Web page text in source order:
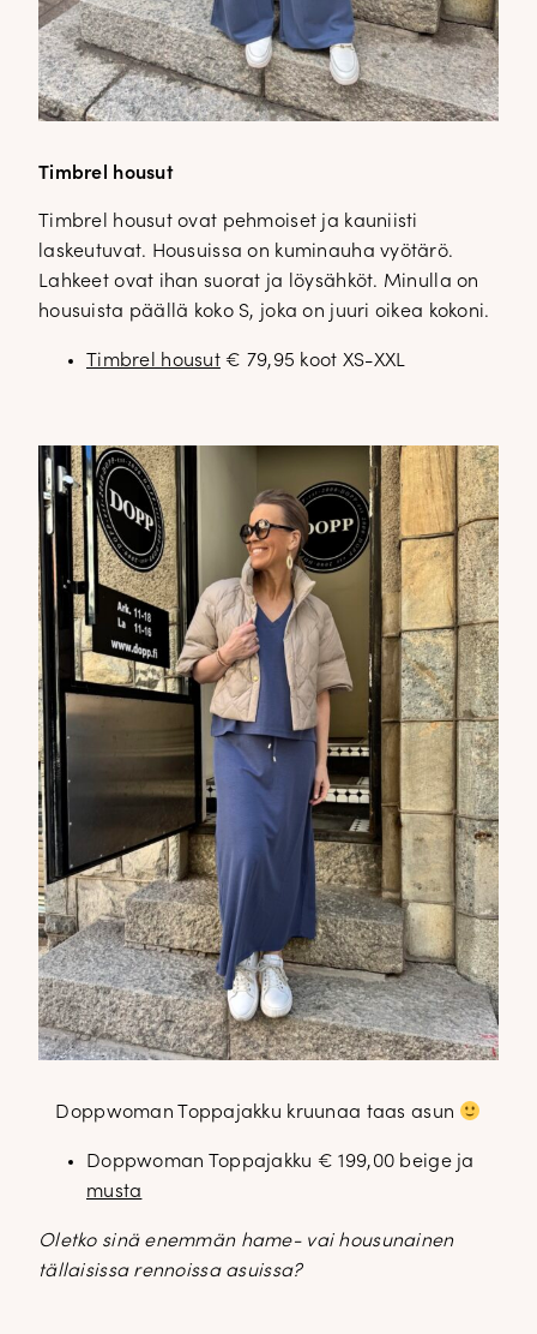
Timbrel housut
Timbrel housut ovat pehmoiset ja kauniisti
laskeutuvat. Housuissa on kuminauha vyötärö.
Lahkeet ovat ihan suorat ja löysähköt. Minulla on
housuista päällä koko S, joka on juuri oikea kokoni.
Timbrel housut€ 79,95 koot XS-XXL
Doppwoman Toppajakku kruunaa taas asun
Doppwoman Toppajakku € 199,00 beige ja
musta
Oletko sinä enemmän hame- vai housunainen
tällaisissa rennoissa asuissa?